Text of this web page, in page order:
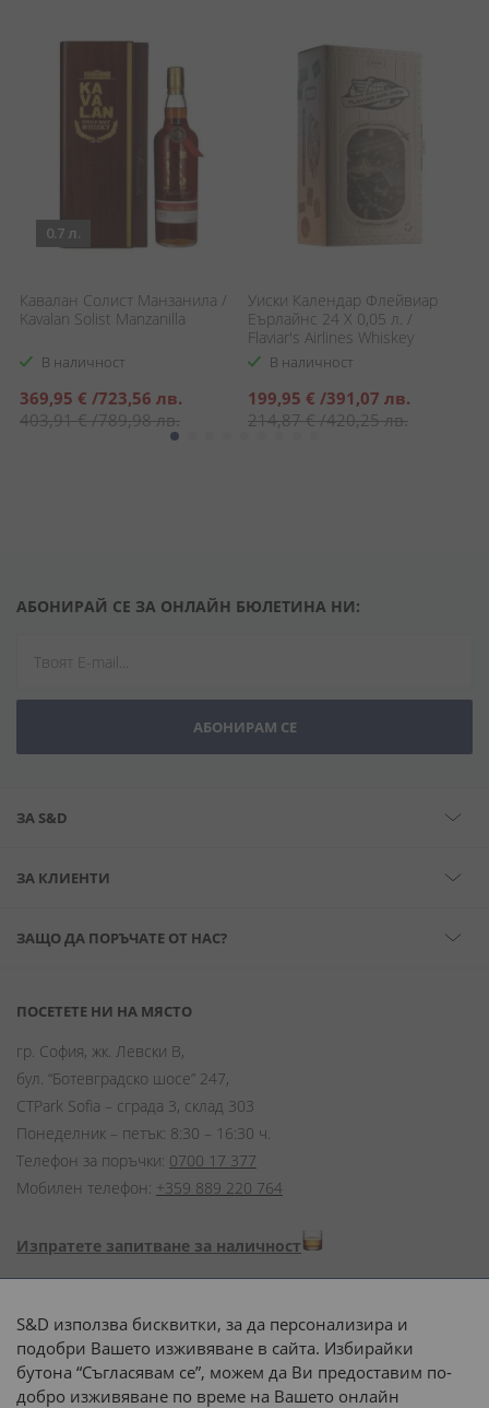
0.7 л.
Кавалан Солист Манзанила /
Kavalan Solist Manzanilla
В наличност
Специална
цена
369,95 € /723,56 лв.
403,91 €/789,98 лв.
Уиски Календар Флейвиар
Еърлайнс 24 Х 0,05 л. /
Flaviar's Airlines Whiskey
Advent Calendar
В наличност
Специална
цена
199,95 € /391,07 лв.
214,87 €/420,25 лв.
АБОНИРАЙ СЕ ЗА ОНЛАЙН БЮЛЕТИНА НИ:
АБОНИРАМ СЕ
ЗА S&D
ЗА КЛИЕНТИ
ЗАЩО ДА ПОРЪЧАТЕ ОТ НАС?
ПОСЕТЕТЕ НИ НА МЯСТО
гр. София, жк. Левски В,
бул. “Ботевградско шосе” 247,
CTPark Sofia – сграда 3, склад 303
Понеделник – петък: 8:30 – 16:30 ч.
Телефон за поръчки: 0700 17 377
Мобилен телефон: +359 889 220 764
Изпратете запитване за наличност
Начини на плащане:
S&D използва бисквитки, за да персонализира и
подобри Вашето изживяване в сайта. Избирайки
бутона “Съгласявам се”, можем да Ви предоставим по-
добро изживяване по време на Вашето онлайн